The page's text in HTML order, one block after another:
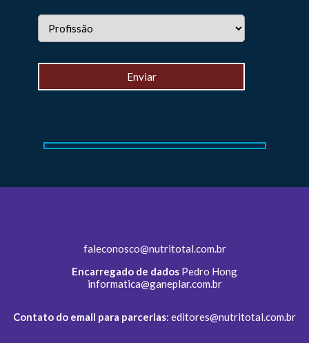
faleconosco@nutritotal.com.br
Encarregado de dados Pedro Hong
informatica@ganeplar.com.br
Contato do email para parcerias: editores@nutritotal.com.br